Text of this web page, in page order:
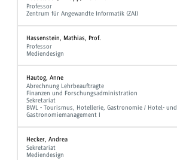
Professor
Zentrum für Angewandte Informatik (ZAI)
Hassenstein, Mathias, Prof.
Professor
Mediendesign
Hautog, Anne
Abrechnung Lehrbeauftragte
Finanzen und Forschungsadministration
Sekretariat
BWL - Tourismus, Hotellerie, Gastronomie / Hotel- und
Gastronomiemanagement I
Hecker, Andrea
Sekretariat
Mediendesign